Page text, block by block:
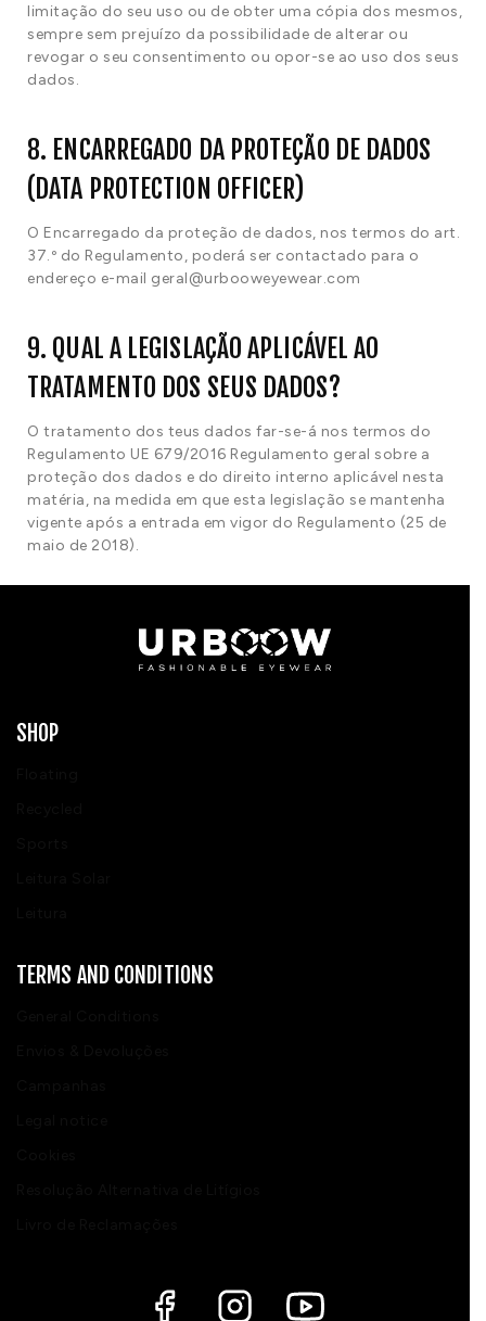
limitação do seu uso ou de obter uma cópia dos mesmos,
sempre sem prejuízo da possibilidade de alterar ou
revogar o seu consentimento ou opor-se ao uso dos seus
dados.
8. ENCARREGADO DA PROTEÇÃO DE DADOS
(DATA PROTECTION OFFICER)
O Encarregado da proteção de dados, nos termos do art.
37.º do Regulamento, poderá ser contactado para o
endereço e-mail geral@urbooweyewear.com
9. QUAL A LEGISLAÇÃO APLICÁVEL AO
TRATAMENTO DOS SEUS DADOS?
O tratamento dos teus dados far-se-á nos termos do
Regulamento UE 679/2016 Regulamento geral sobre a
proteção dos dados e do direito interno aplicável nesta
matéria, na medida em que esta legislação se mantenha
vigente após a entrada em vigor do Regulamento (25 de
maio de 2018).
SHOP
TERMS AND CONDITIONS